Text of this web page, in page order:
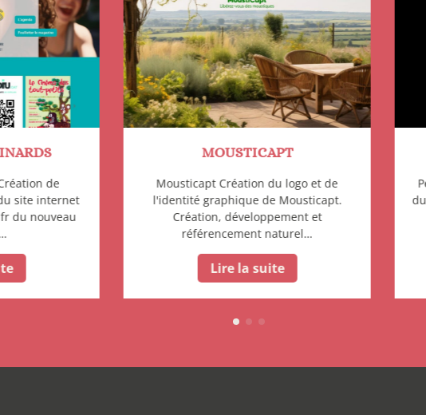
de
site internet
du nouveau
MOUSTICAPT
Mousticapt Création du logo et de
l'identité graphique de Mousticapt.
Création, développement et
référencement naturel…
Lire la suite